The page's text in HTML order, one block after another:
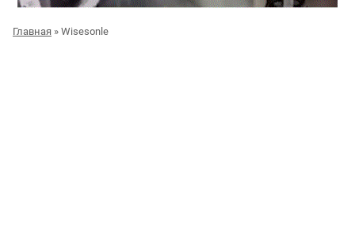
Главная » Wisesonle